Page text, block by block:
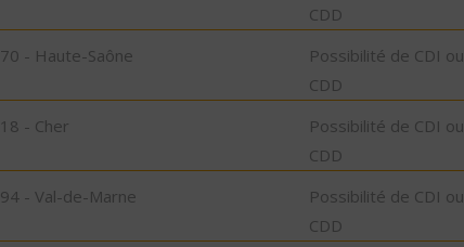
CDD
70 - Haute-Saône
Possibilité de CDI ou
CDD
18 - Cher
Possibilité de CDI ou
CDD
94 - Val-de-Marne
Possibilité de CDI ou
CDD